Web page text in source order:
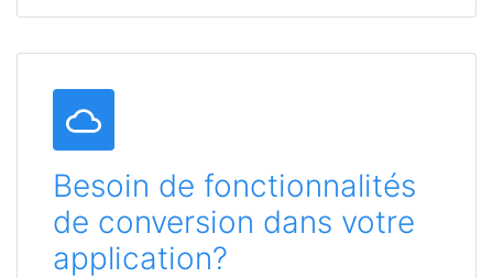
Besoin de fonctionnalités
de conversion dans votre
application?